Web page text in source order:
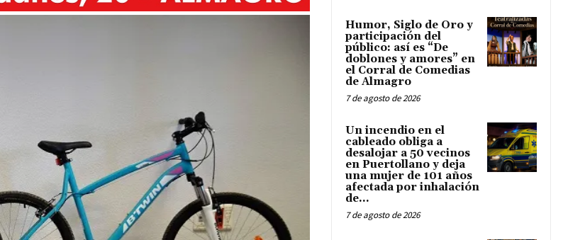
Humor, Siglo de Oro y
participación del
público: así es “De
doblones y amores” en
el Corral de Comedias
de Almagro
7 de agosto de 2026
Un incendio en el
cableado obliga a
desalojar a 50 vecinos
en Puertollano y deja
una mujer de 101 años
afectada por inhalación
de...
7 de agosto de 2026